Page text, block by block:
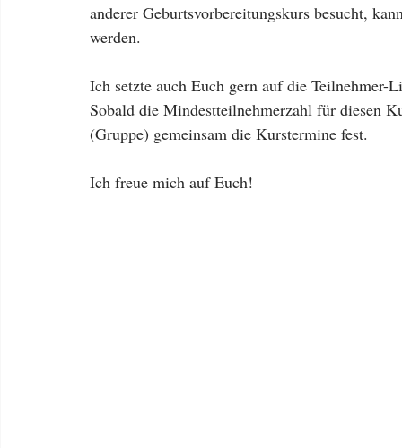
anderer Geburtsvorbereitungskurs besucht,
werden.
Ich setzte auch Euch gern auf die
Sobald die Mindestteilnehmerzahl für diesen
(Gruppe) gemeinsam die Kurstermine fest.
Ich freue mich auf Euch!